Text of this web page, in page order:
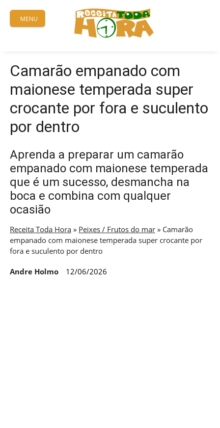
content
MENU
Camarão empanado com
maionese temperada super
crocante por fora e suculento
por dentro
Aprenda a preparar um camarão
empanado com maionese temperada
que é um sucesso, desmancha na
boca e combina com qualquer
ocasião
Receita Toda Hora » Peixes / Frutos do mar » Camarão
empanado com maionese temperada super crocante por
fora e suculento por dentro
Andre Holmo 12/06/2026